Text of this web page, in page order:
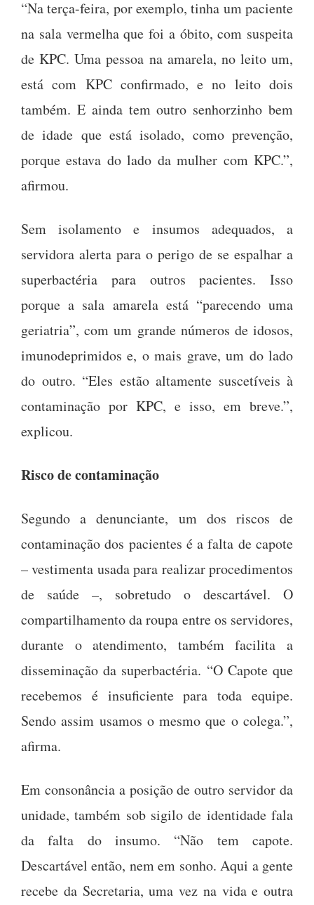
“Na terça-feira, por exemplo, tinha um paciente
na sala vermelha que foi a óbito, com suspeita
de KPC. Uma pessoa na amarela, no leito um,
está com KPC confirmado, e no leito dois
também. E ainda tem outro senhorzinho bem
de idade que está isolado, como prevenção,
porque estava do lado da mulher com KPC.”,
afirmou.
Sem isolamento e insumos adequados, a
servidora alerta para o perigo de se espalhar a
superbactéria para outros pacientes. Isso
porque a sala amarela está “parecendo uma
geriatria”, com um grande números de idosos,
imunodeprimidos e, o mais grave, um do lado
do outro. “Eles estão altamente suscetíveis à
contaminação por KPC, e isso, em breve.”,
explicou.
Risco de contaminação
Segundo a denunciante, um dos riscos de
contaminação dos pacientes é a falta de capote
– vestimenta usada para realizar procedimentos
de saúde –, sobretudo o descartável. O
compartilhamento da roupa entre os servidores,
durante o atendimento, também facilita a
disseminação da superbactéria. “O Capote que
recebemos é insuficiente para toda equipe.
Sendo assim usamos o mesmo que o colega.”,
afirma.
Em consonância a posição de outro servidor da
unidade, também sob sigilo de identidade fala
da falta do insumo. “Não tem capote.
Descartável então, nem em sonho. Aqui a gente
recebe da Secretaria, uma vez na vida e outra